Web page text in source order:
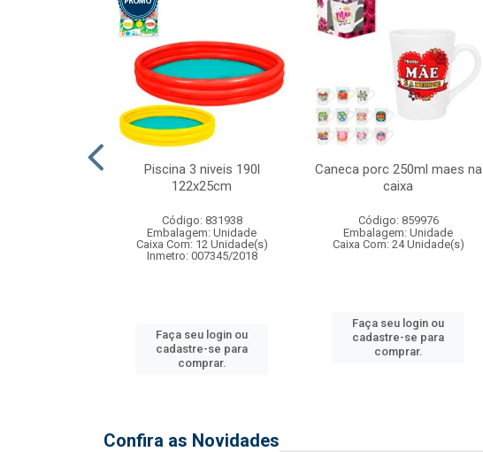
Piscina 3 niveis 190l
122x25cm
Código: 831938
Embalagem: Unidade
Caixa Com: 12 Unidade(s)
Inmetro: 007345/2018
Faça seu login ou
cadastre-se para
comprar.
Caneca porc 250ml maes na
caixa
Código: 859976
Embalagem: Unidade
Caixa Com: 24 Unidade(s)
Faça seu login ou
cadastre-se para
comprar.
Confira as Novidades